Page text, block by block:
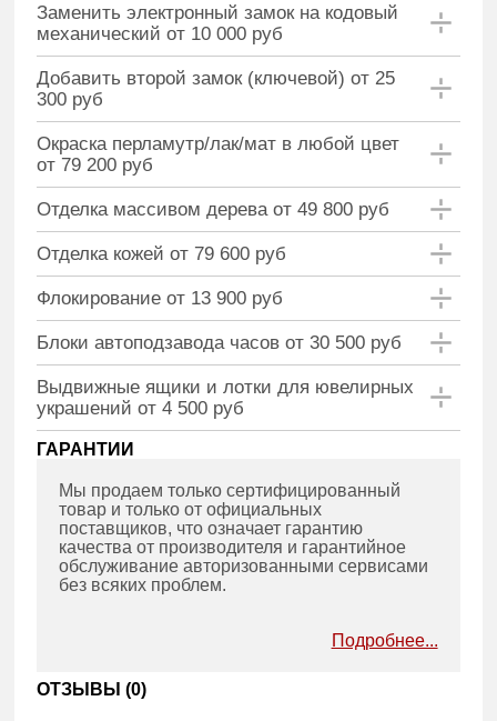
Заменить электронный замок на кодовый
механический от 10 000 руб
Добавить второй замок (ключевой) от 25
300 руб
Окраска перламутр/лак/мат в любой цвет
от 79 200 руб
Отделка массивом дерева от 49 800 руб
Отделка кожей от 79 600 руб
Флокирование от 13 900 руб
Блоки автоподзавода часов от 30 500 руб
Выдвижные ящики и лотки для ювелирных
украшений от 4 500 руб
ГАРАНТИИ
Мы продаем только сертифицированный
товар и только от официальных
поставщиков, что означает гарантию
качества от производителя и гарантийное
обслуживание авторизованными сервисами
без всяких проблем.
Подробнее...
ОТЗЫВЫ (0)